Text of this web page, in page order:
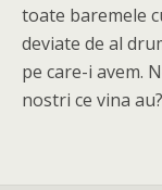
toate baremele
deviate de al
pe care-i avem.
nostri ce vina au?